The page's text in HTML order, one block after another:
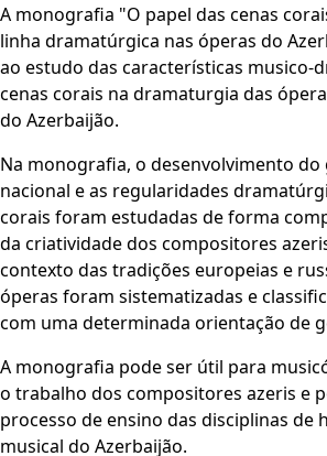
A monografia "O papel das cenas
linha dramatúrgica nas óperas do
ao estudo das características musico-
cenas corais na dramaturgia das
do Azerbaijão.
Na monografia, o desenvolvimento
nacional e as regularidades
corais foram estudadas de forma
da criatividade dos compositores
contexto das tradições europeias e
óperas foram sistematizadas e
com uma determinada orientação de
A monografia pode ser útil para
o trabalho dos compositores azeris e
processo de ensino das disciplinas de
musical do Azerbaijão.